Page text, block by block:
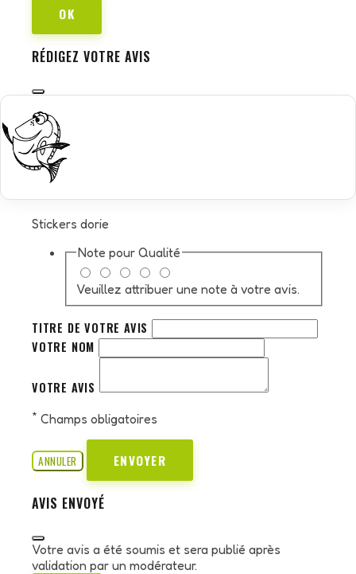
OK
RÉDIGEZ VOTRE AVIS
Stickers dorie
Note pour Qualité
Veuillez attribuer une note à votre avis.
TITRE DE VOTRE AVIS
VOTRE NOM
VOTRE AVIS
* Champs obligatoires
ANNULER ENVOYER
AVIS ENVOYÉ
Votre avis a été soumis et sera publié après
validation par un modérateur.